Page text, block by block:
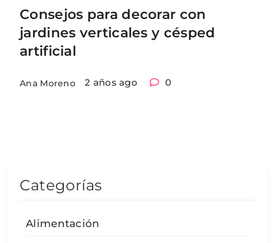
Consejos para decorar con
jardines verticales y césped
artificial
Ana Moreno 2 años ago 0
Categorías
Alimentación